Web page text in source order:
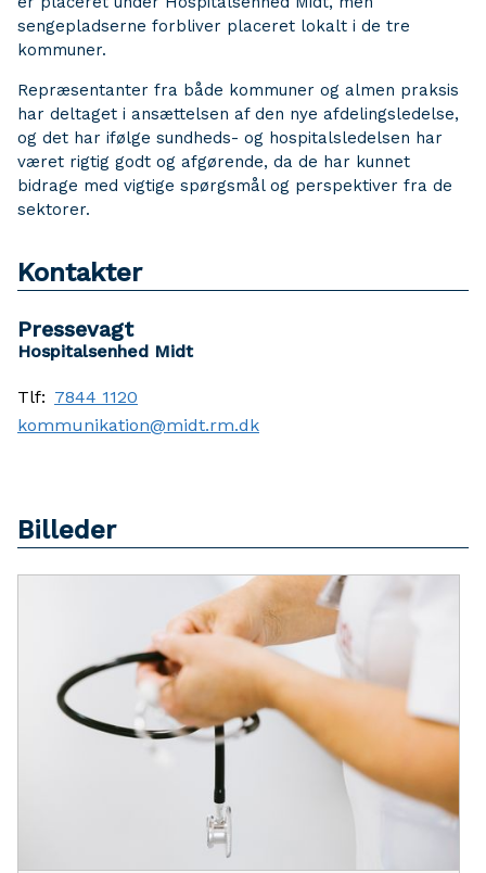
sengepladserne forbliver placeret lokalt i de tre
kommuner.
Repræsentanter fra både kommuner og almen praksis
har deltaget i ansættelsen af den nye afdelingsledelse,
og det har ifølge sundheds- og hospitalsledelsen har
været rigtig godt og afgørende, da de har kunnet
bidrage med vigtige spørgsmål og perspektiver fra de
sektorer.
Kontakter
Pressevagt
Hospitalsenhed Midt
Tlf: 7844 1120
kommunikation@midt.rm.dk
Billeder